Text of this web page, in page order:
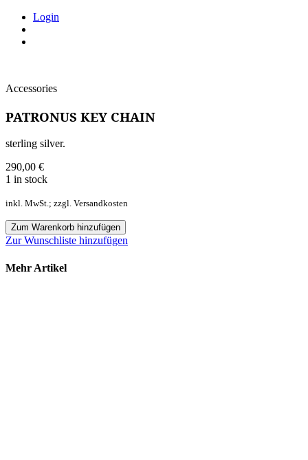
Login
Accessories
PATRONUS KEY CHAIN
sterling silver.
290,00 €
1 in stock
inkl. MwSt.; zzgl. Versandkosten
Zum Warenkorb hinzufügen
Zur Wunschliste hinzufügen
Mehr Artikel